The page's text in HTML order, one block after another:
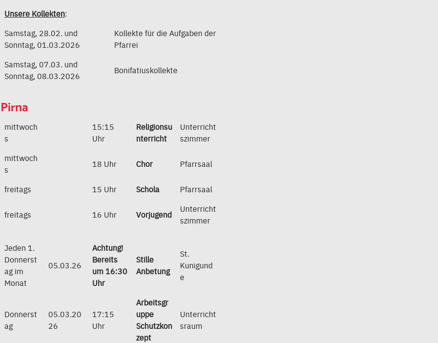
Unsere Kollekten:
Samstag, 28.02. und
Sonntag, 01.03.2026
Kollekte für die Aufgaben der
Pfarrei
Samstag, 07.03. und
Sonntag, 08.03.2026
Bonifatiuskollekte
Pirna
mittwoch
s
15:15
Uhr
Religionsu
nterricht
Unterricht
szimmer
mittwoch
s
18 Uhr Chor Pfarrsaal
freitags 15 Uhr Schola Pfarrsaal
freitags 16 Uhr Vorjugend
Unterricht
szimmer
Jeden 1.
Donnerst
ag im
Monat
05.03.26
Achtung!
Bereits
um 16:30
Uhr
Stille
Anbetung
St.
Kunigund
e
Donnerst
ag
05.03.20
26
17:15
Uhr
Arbeitsgr
uppe
Schutzkon
zept
Unterricht
sraum